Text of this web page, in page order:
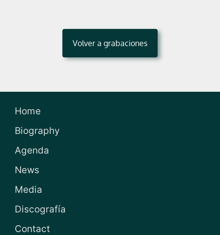
Volver a grabaciones
Home
Biography
Agenda
News
Media
Discografía
Contact